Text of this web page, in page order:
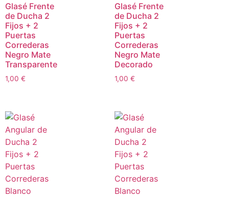
Glasé Frente
de Ducha 2
Fijos + 2
Puertas
Correderas
Negro Mate
Transparente
1,00 €
Glasé Frente
de Ducha 2
Fijos + 2
Puertas
Correderas
Negro Mate
Decorado
1,00 €